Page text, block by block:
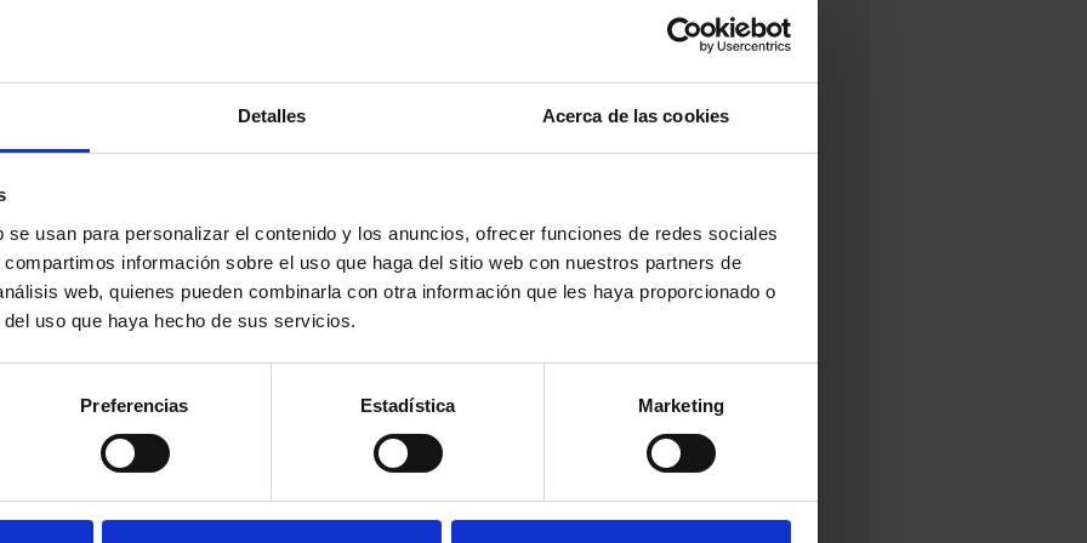
Detalles Acerca de las cookies
usan para personalizar el contenido y los anuncios, ofrecer funciones de redes sociales
información sobre el uso que haga del sitio web con nuestros partners de
web, quienes pueden combinarla con otra información que les haya proporcionado o
uso que haya hecho de sus servicios.
Preferencias Estadística Marketing